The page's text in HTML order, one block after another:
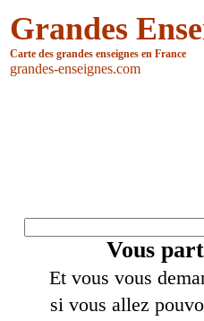
Grandes
Carte des grandes enseignes en France
grandes-enseignes.com
Vous
Et vous vous
si vous allez